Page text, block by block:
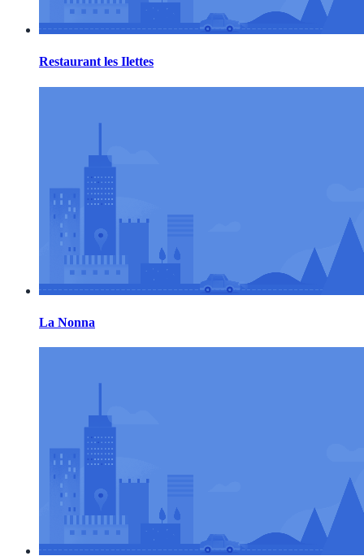
Restaurant les Ilettes
La Nonna